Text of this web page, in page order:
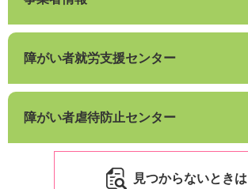
障がい者就労支援センター
障がい者虐待防止センター
見つからないときは